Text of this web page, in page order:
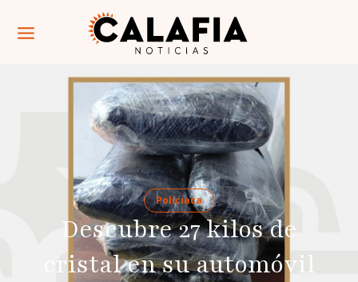
Policiaca
Descubre 27 kilos de
cristal en su automóvil